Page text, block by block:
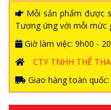
Mỗi sản phẩm được
Tương ứng với mỗi mức
Giờ làm việc: 9h00 -
CTY TNHH THỂ
Giao hàng toàn